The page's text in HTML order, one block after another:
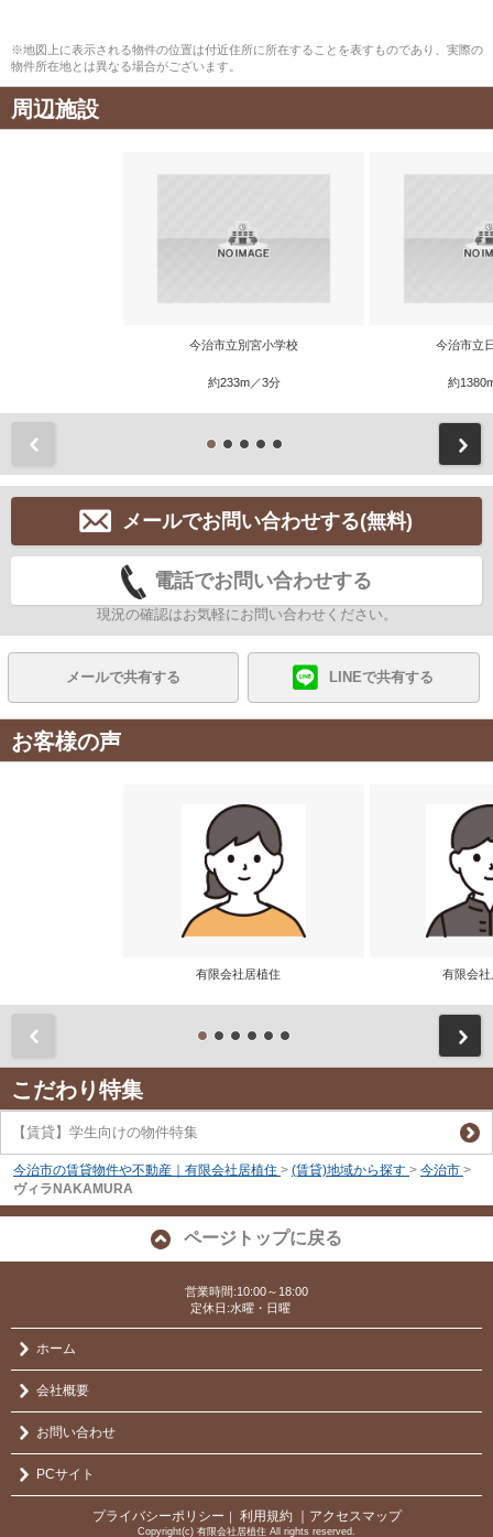
※地図上に表示される物件の位置は付近住所に所在することを表すものであり、実際の
物件所在地とは異なる場合がございます。
周辺施設
今治市立別宮小学校
約233m／3分
今治市立
約
メールでお問い合わせする(無料)
電話でお問い合わせする
現況の確認はお気軽にお問い合わせください。
メールで共有する LINEで共有する
お客様の声
有限会社居植住 有限会
こだわり特集
【賃貸】学生向けの物件特集
今治市の賃貸物件や不動産｜有限会社居植住 > (賃貸)地域から探す > 今治市 >
ヴィラNAKAMURA
ページトップに戻る
営業時間:10:00～18:00
定休日:水曜・日曜
ホーム
会社概要
お問い合わせ
PCサイト
プライバシーポリシー 利用規約 ｜アクセスマップ
Copyright(c) 有限会社居植住 All rights reserved.